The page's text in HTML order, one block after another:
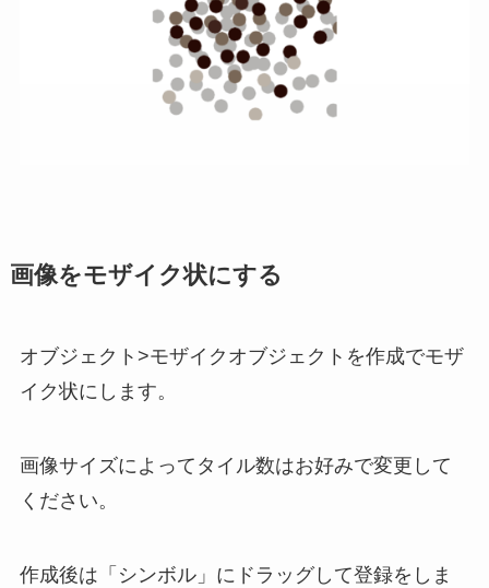
画像をモザイク状にする
オブジェクト>モザイクオブジェクトを作成でモザ
イク状にします。
画像サイズによってタイル数はお好みで変更して
ください。
作成後は「シンボル」にドラッグして登録をしま